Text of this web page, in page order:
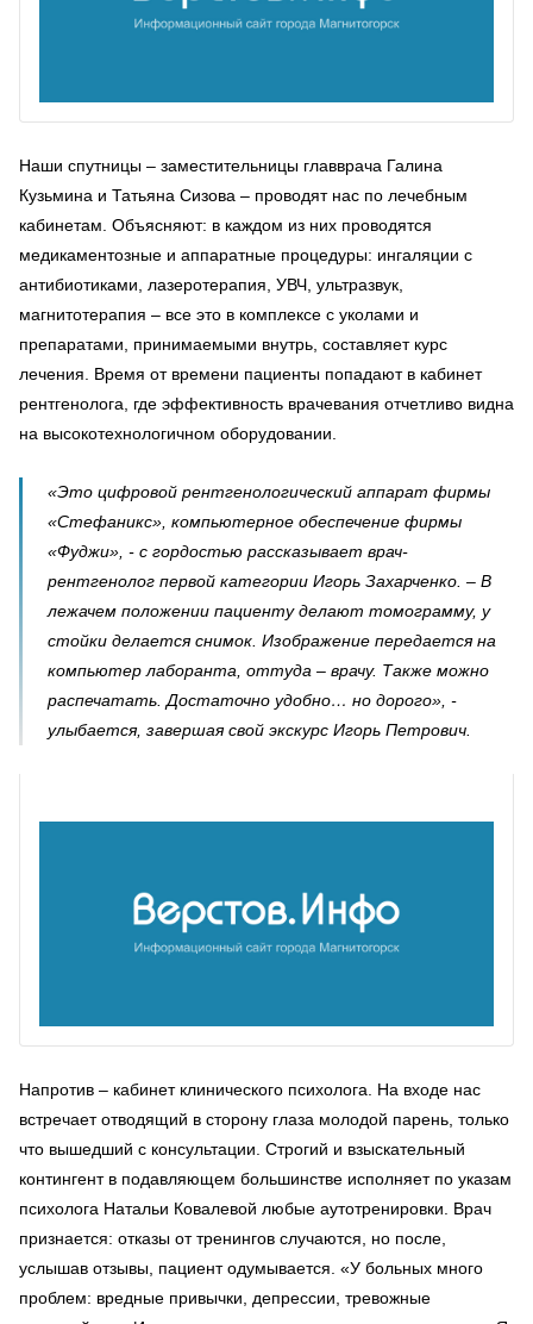
Наши спутницы – заместительницы главврача Галина
Кузьмина и Татьяна Сизова – проводят нас по лечебным
кабинетам. Объясняют: в каждом из них проводятся
медикаментозные и аппаратные процедуры: ингаляции с
антибиотиками, лазеротерапия, УВЧ, ультразвук,
магнитотерапия – все это в комплексе с уколами и
препаратами, принимаемыми внутрь, составляет курс
лечения. Время от времени пациенты попадают в кабинет
рентгенолога, где эффективность врачевания отчетливо видна
на высокотехнологичном оборудовании.
«Это цифровой рентгенологический аппарат фирмы
«Стефаникс», компьютерное обеспечение фирмы
«Фуджи», - с гордостью рассказывает врач-
рентгенолог первой категории Игорь Захарченко. – В
лежачем положении пациенту делают томограмму, у
стойки делается снимок. Изображение передается на
компьютер лаборанта, оттуда – врачу. Также можно
распечатать. Достаточно удобно… но дорого», -
улыбается, завершая свой экскурс Игорь Петрович.
Напротив – кабинет клинического психолога. На входе нас
встречает отводящий в сторону глаза молодой парень, только
что вышедший с консультации. Строгий и взыскательный
контингент в подавляющем большинстве исполняет по указам
психолога Натальи Ковалевой любые аутотренировки. Врач
признается: отказы от тренингов случаются, но после,
услышав отзывы, пациент одумывается. «У больных много
проблем: вредные привычки, депрессии, тревожные